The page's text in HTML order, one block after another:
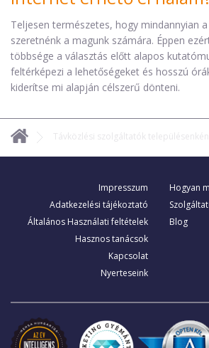
Teljesen természetes, hogy mindannyian
szeretnénk a magunk számára. Éppen
többsége a választás előtt alapos
feltérképezi a lehetőségeket és hosszú
kiderítse mi alapján célszerű dönteni.
Távközlési szolgáltatók
Impresszum
Adatkezelési tájékoztató
Általános Használati feltételek
Hasznos tanácsok
Kapcsolat
Nyerteseink
Hogyan
Blog